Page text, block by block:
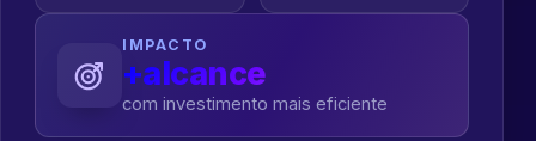
IMPACTO
+alcance
com investimento mais eficiente